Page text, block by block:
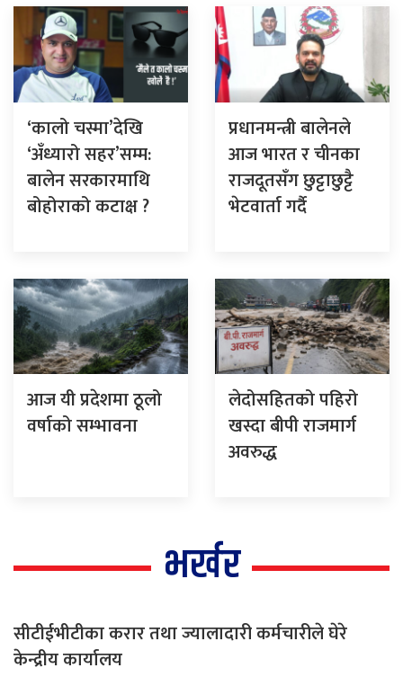
‘कालो चस्मा’देखि
‘अँध्यारो सहर’सम्म:
बालेन सरकारमाथि
बोहोराको कटाक्ष ?
प्रधानमन्त्री बालेनले
आज भारत र चीनका
राजदूतसँग छुट्टाछुट्टै
भेटवार्ता गर्दै
आज यी प्रदेशमा ठूलो
वर्षाको सम्भावना
लेदोसहितको पहिरो
खस्दा बीपी राजमार्ग
अवरुद्ध
भर्खर
सीटीईभीटीका करार तथा ज्यालादारी कर्मचारीले घेरे
केन्द्रीय कार्यालय